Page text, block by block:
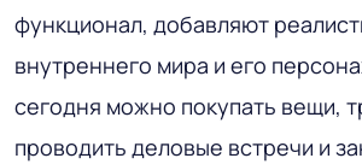
функционал, добавляют
внутреннего мира и его
сегодня можно покупать вещи,
проводить деловые встречи и